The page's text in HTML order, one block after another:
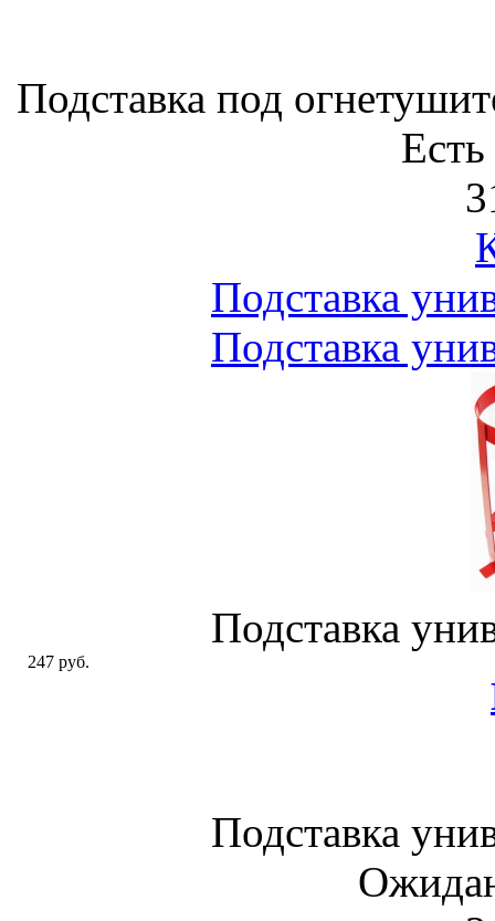
Подставка под
Подставка
Подставка
Подставка
247 руб.
Подставка